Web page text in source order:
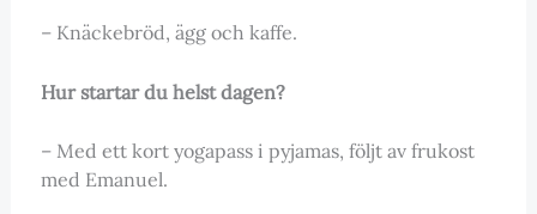
– Knäckebröd, ägg och kaffe.
Hur startar du helst dagen?
– Med ett kort yogapass i pyjamas, följt av frukost
med Emanuel.